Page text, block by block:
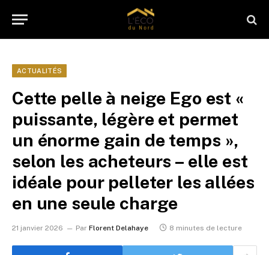
ACTUALITÉS
Cette pelle à neige Ego est «
puissante, légère et permet
un énorme gain de temps »,
selon les acheteurs – elle est
idéale pour pelleter les allées
en une seule charge
21 janvier 2026 Par Florent Delahaye 8 minutes de lecture